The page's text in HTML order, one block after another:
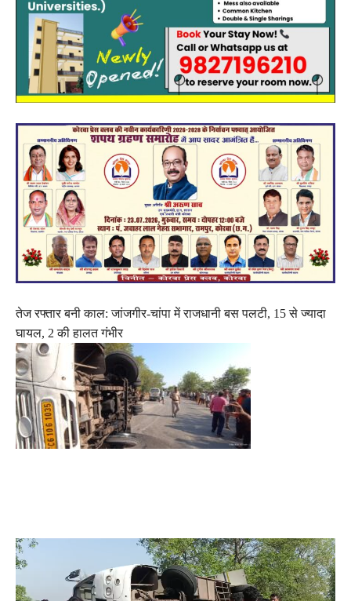
तेज रफ्तार बनी काल: जांजगीर-चांपा में राजधानी बस पलटी, 15 से ज्यादा
घायल, 2 की हालत गंभीर